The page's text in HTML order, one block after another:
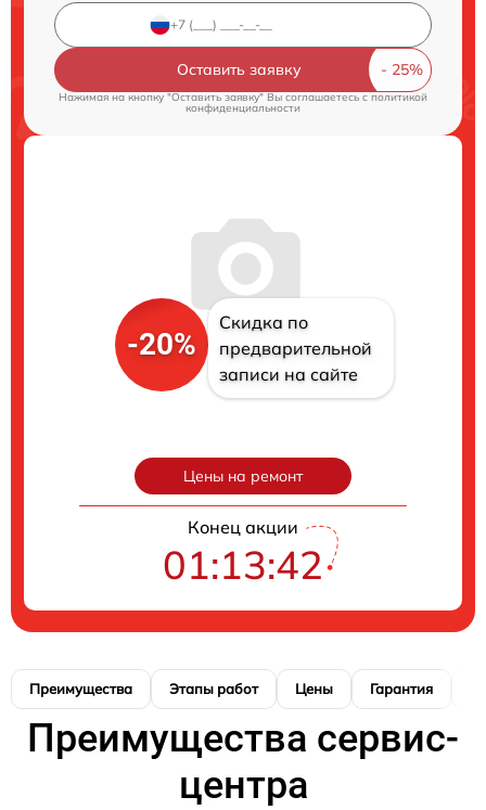
Оставить заявку
Нажимая на кнопку "Оставить заявку" Вы соглашаетесь cполитикой
конфиденциальности
-20%
Скидка по
предварительной
записи на сайте
Цены на ремонт
Конец акции
01:13:41
Преимущества Этапы работ Цены Гарантия
Преимущества сервис-
центра